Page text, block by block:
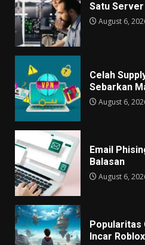
Satu Server
August 6,
Celah
Sebarkan
August 6,
Email
Balasan
August 6,
Popularitas
Incar Roblox